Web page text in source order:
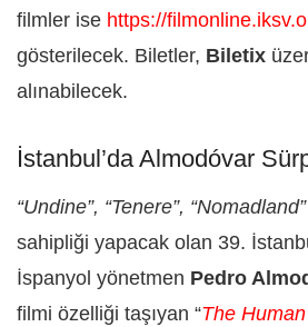
filmler ise https://
gösterilecek. Biletler, Biletix
alınabilecek.
İstanbul’da Almodóvar
“Undine”, “Tenere”, “Nomadland”
sahipliği yapacak olan 39.
İspanyol yönetmen Pedro
filmi özelliği taşıyan “The